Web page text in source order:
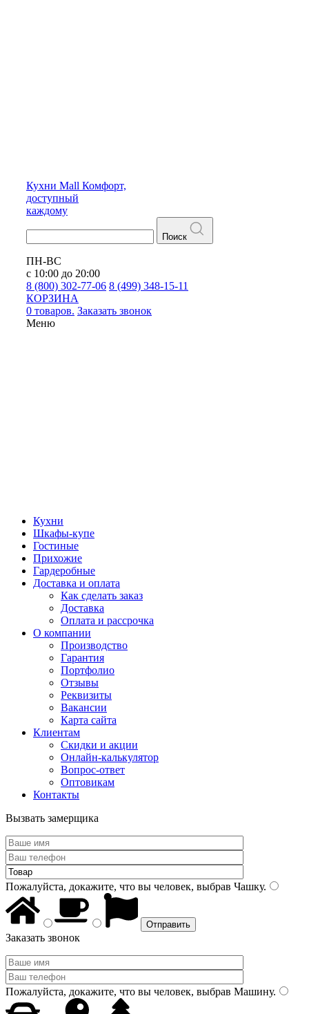
Кухни Mall Комфорт,
доступный
каждому
Поиск
ПН-ВС
с 10:00 до 20:00
8 (800) 302-77-06 8 (499) 348-15-11
КОРЗИНА
0 товаров. Заказать звонок
Меню
Кухни
Шкафы-купе
Гостиные
Прихожие
Гардеробные
Доставка и оплата
Как сделать заказ
Доставка
Оплата и рассрочка
О компании
Производство
Гарантия
Портфолио
Отзывы
Реквизиты
Вакансии
Карта сайта
Клиентам
Скидки и акции
Онлайн-калькулятор
Вопрос-ответ
Оптовикам
Контакты
Вызвать замерщика
Пожалуйста, докажите, что вы человек, выбрав Чашку.
Заказать звонок
Пожалуйста, докажите, что вы человек, выбрав Машину.